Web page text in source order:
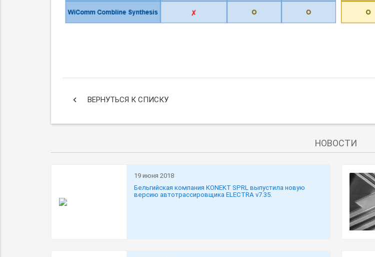
keyboard_arrow_left ВЕРНУТЬСЯ К СПИСКУ
НОВОСТИ
19 июня 2018
Бельгийская компания KONEKT SPRL выпустила новую
версию автотрассировщика ELECTRA v7.35.